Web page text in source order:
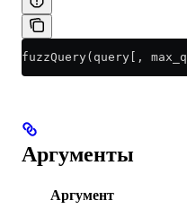
fuzzQuery(query[,
Аргументы
Аргумент